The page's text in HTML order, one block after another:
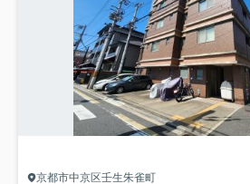
京都市中京区壬生朱雀町